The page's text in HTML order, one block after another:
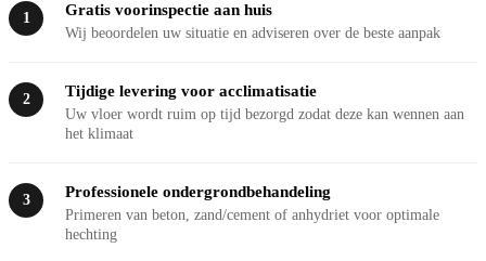
1 Gratis voorinspectie aan huis
Wij beoordelen uw situatie en adviseren over de beste aanpak
2 Tijdige levering voor acclimatisatie
Uw vloer wordt ruim op tijd bezorgd zodat deze kan wennen aan
het klimaat
3 Professionele ondergrondbehandeling
Primeren van beton, zand/cement of anhydriet voor optimale
hechting